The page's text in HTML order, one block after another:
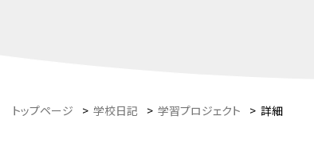
トップページ > 学校日記 > 学習プロジェクト > 詳細